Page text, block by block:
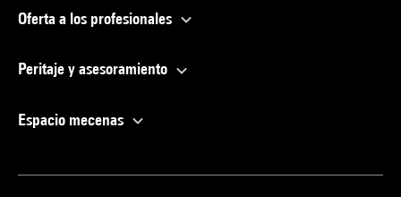
Oferta a los profesionales
Peritaje y asesoramiento
Espacio mecenas